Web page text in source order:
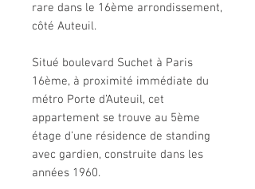
rare dans le 16ème arrondissement,
côté Auteuil.
Situé boulevard Suchet à Paris
16ème, à proximité immédiate du
métro Porte d’Auteuil, cet
appartement se trouve au 5ème
étage d’une résidence de standing
avec gardien, construite dans les
années 1960.